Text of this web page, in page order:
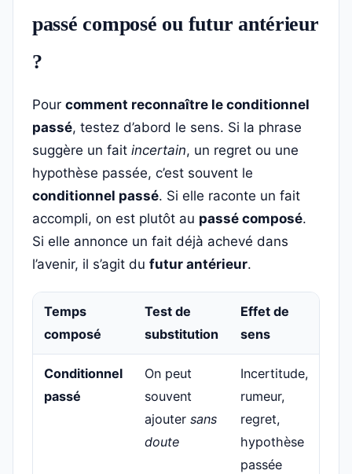
passé composé ou futur antérieur
?
Pour comment reconnaître le conditionnel
passé, testez d’abord le sens. Si la phrase
suggère un fait incertain, un regret ou une
hypothèse passée, c’est souvent le
conditionnel passé. Si elle raconte un fait
accompli, on est plutôt au passé composé.
Si elle annonce un fait déjà achevé dans
l’avenir, il s’agit du futur antérieur.
Temps
composé
Test de
substitution
Effet de
sens
Conditionnel
passé
On peut
souvent
ajouter sans
doute
Incertitude,
rumeur,
regret,
hypothèse
passée